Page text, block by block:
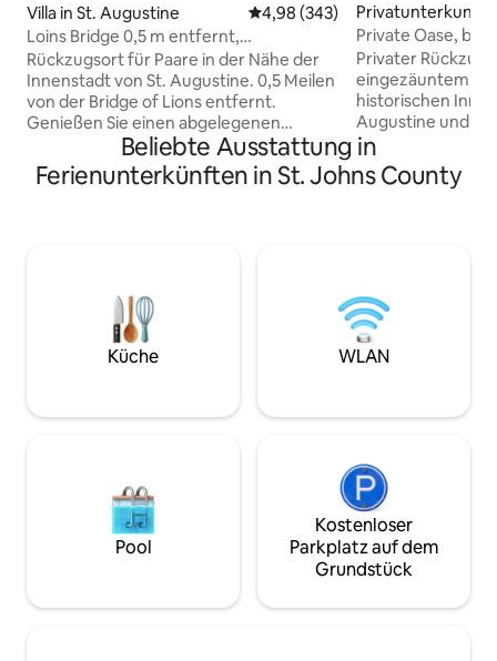
Villa in St. Augustine Durchschnittliche Bewertung:
4,98 (343)
Loins Bridge 0,5 m entfernt,
2 Schlafzimmer, privater Whirlpool
Rückzugsort für Paare in der Nähe der
Innenstadt von St. Augustine. 0,5 Meilen
von der Bridge of Lions entfernt.
Genießen Sie einen abgelegenen
Innenhof, einen entspannenden
Wasserbrunnen und einen neuen
Whirlpool für 4 Personen. Entspanne
Straße sind inbegriffen. Restaurants,
Bars, Coffeeshops und lokale Favoriten
sind nur wenige Schritte entfernt.
Perfekt für einen romantischen
Besondere Wünsche und Unterkünfte
Privatunterkunft
ne
Private Oase,
die Erwartungen
Privater
eingezäuntem
historischen
Augustine und
Dieses
eine perfekte
Entspannung,
verfügt. Beginne
frischen Eiern
Hühnern – ein
wurde
Beliebte Ausstattung in
Ferienunterkünften in St. Johns County
Küche WLAN
Pool
Kostenloser
Parkplatz auf dem
Grundstück